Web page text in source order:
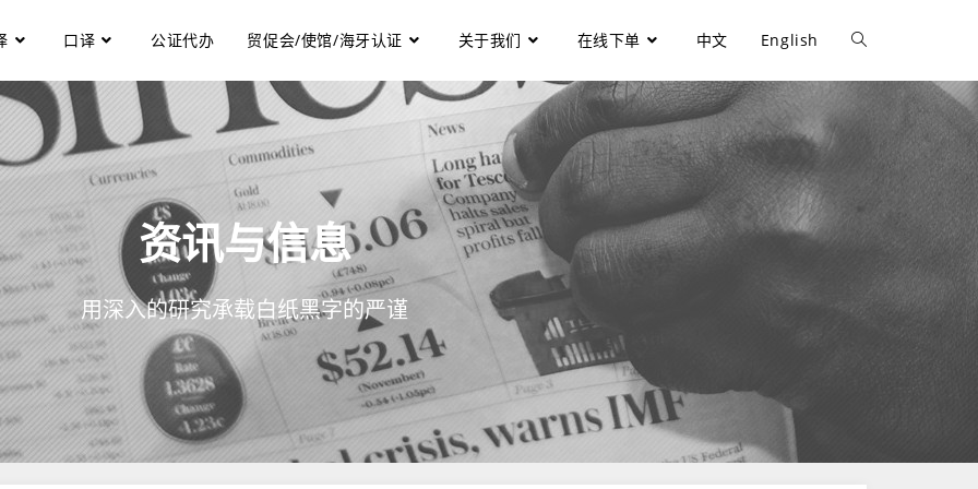
口译 公证代办 贸促会/使馆/海牙认证 关于我们 在线下单 中文 English
资讯与信息
用深入的研究承载白纸黑字的严谨